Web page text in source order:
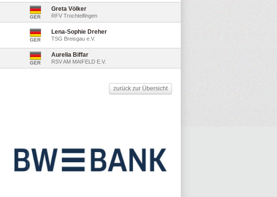
GER
Greta Völker
RFV Trochtelfingen
GER
Lena-Sophie Dreher
TSG Breisgau e.V.
GER
Aurelia Biffar
RSV AM MAIFELD E.V.
zurück zur Übersicht